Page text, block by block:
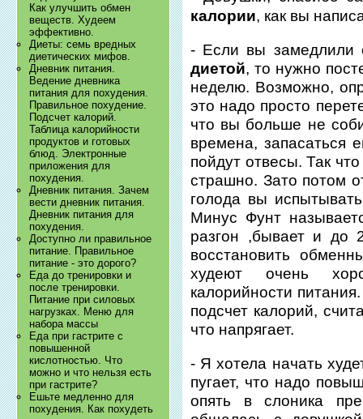
Как улучшить обмен
веществ. Худеем
эффективно.
Диеты: семь вредных
диетических мифов.
Дневник питания.
Ведение дневника
питания для похудения.
Правильное похудение.
Подсчет калорий.
Таблица калорийности
продуктов и готовых
блюд. Электронные
приложения для
похудения.
Дневник питания. Зачем
вести дневник питания.
Дневник питания для
похудения.
Доступно ли правильное
питание. Правильное
питание - это дорого?
Еда до тренировки и
после тренировки.
Питание при силовых
нагрузках. Меню для
набора массы
Еда при гастрите с
повышенной
кислотностью. Что
можно и что нельзя есть
при гастрите?
Ешьте медленно для
похудения. Как похудеть
калории, как вы
- Если вы замедлили
диетой, то нужно
неделю. Возможно,
это надо просто
что вы больше не
времена,
пойдут отвесы. Так
страшно. Зато потом
голода вы
Минус Фунт
разгон ,бывает и до
восстановить
худеют очень
калорийности
подсчет калорий,
что напрягает.
- Я хотела начать
пугает, что надо
опять в слоника